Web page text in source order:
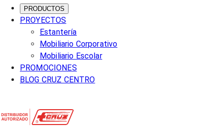
PRODUCTOS
PROYECTOS
Estantería
Mobiliario Corporativo
Mobiliario Escolar
PROMOCIONES
BLOG CRUZ CENTRO